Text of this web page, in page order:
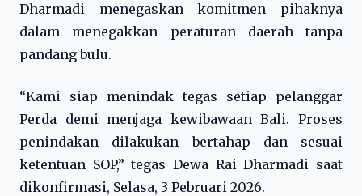
Dharmadi menegaskan komitmen pihaknya
dalam menegakkan peraturan daerah tanpa
pandang bulu.
“Kami siap menindak tegas setiap pelanggar
Perda demi menjaga kewibawaan Bali. Proses
penindakan dilakukan bertahap dan sesuai
ketentuan SOP,” tegas Dewa Rai Dharmadi saat
dikonfirmasi, Selasa, 3 Pebruari 2026.